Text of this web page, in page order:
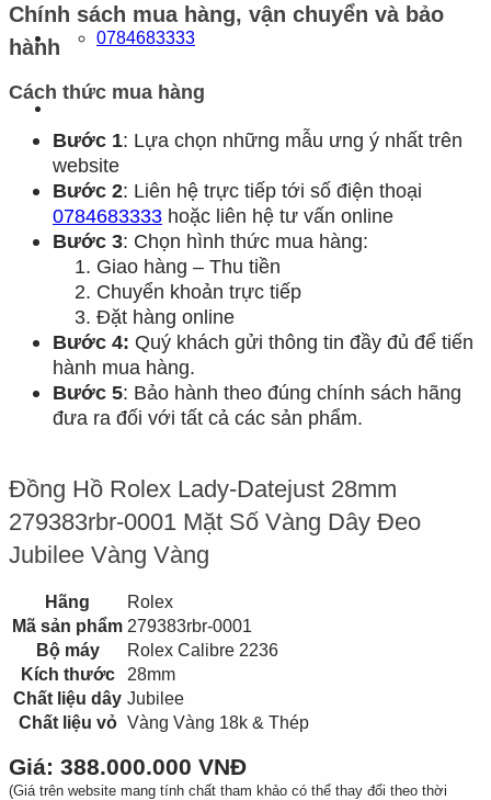
0784683333
Chính sách mua hàng, vận chuyển và bảo
hành
Cách thức mua hàng
Bước 1: Lựa chọn những mẫu ưng ý nhất trên
website
Bước 2: Liên hệ trực tiếp tới số điện thoại
0784683333 hoặc liên hệ tư vấn online
Bước 3: Chọn hình thức mua hàng:
Giao hàng – Thu tiền
Chuyển khoản trực tiếp
Đặt hàng online
Bước 4: Quý khách gửi thông tin đầy đủ để tiến
hành mua hàng.
Bước 5: Bảo hành theo đúng chính sách hãng
đưa ra đối với tất cả các sản phẩm.
Đồng Hồ Rolex Lady-Datejust 28mm
279383rbr-0001 Mặt Số Vàng Dây Đeo
Jubilee Vàng Vàng
Hãng
Rolex
Mã sản phẩm 279383rbr-0001
Bộ máy
Rolex Calibre 2236
Kích thước
28mm
Chất liệu dây Jubilee
Chất liệu vỏ Vàng Vàng 18k & Thép
Giá: 388.000.000 VNĐ
(Giá trên website mang tính chất tham khảo có thể thay đổi theo thời